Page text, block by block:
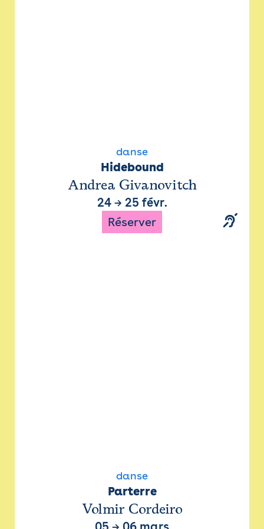
danse
Hidebound
Andrea Givanovitch
24→ 25 févr.
Réserver
danse
Parterre
Volmir Cordeiro